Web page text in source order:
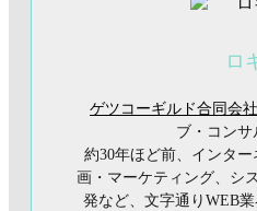
ロ
ゲツコーギルド合同会社
ブ・コンサ
約30年ほど前、インタ
画・マーケティング、シ
発など、文字通りWEB業